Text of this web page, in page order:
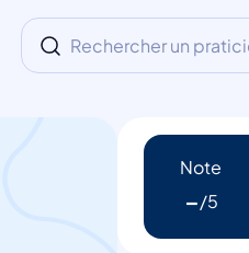
Rechercher un
Note
-